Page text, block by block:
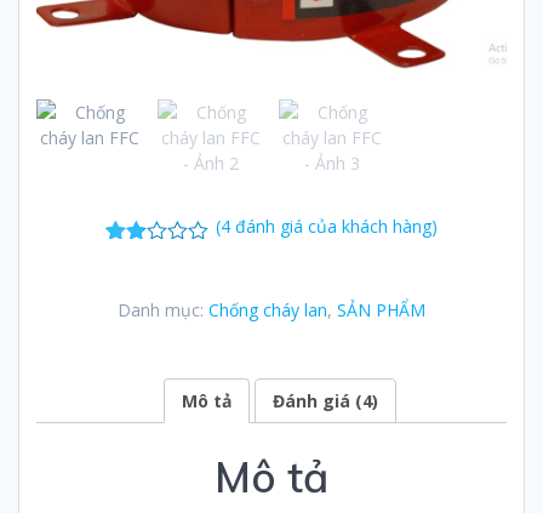
dựa
(4đánh giá của khách hàng)
Danh mục: Chống cháy lan, SẢN PHẨM
Mô tả Đánh giá (4)
Mô tả